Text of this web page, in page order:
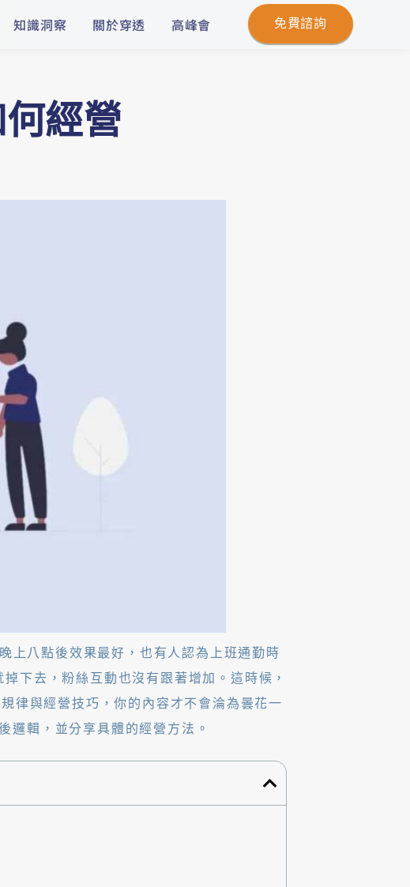
知識洞察 關於穿透 高峰會 免費諮詢
經營
上八點後效果最好，也有人認為上班通勤時
下去，粉絲互動也沒有跟著增加。這時候，
律與經營技巧，你的內容才不會淪為曇花一
邏輯，並分享具體的經營方法。